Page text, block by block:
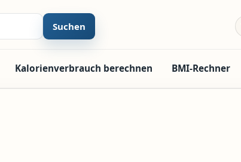
Suchen
Kalorienverbrauch berechnen BMI-Rechner